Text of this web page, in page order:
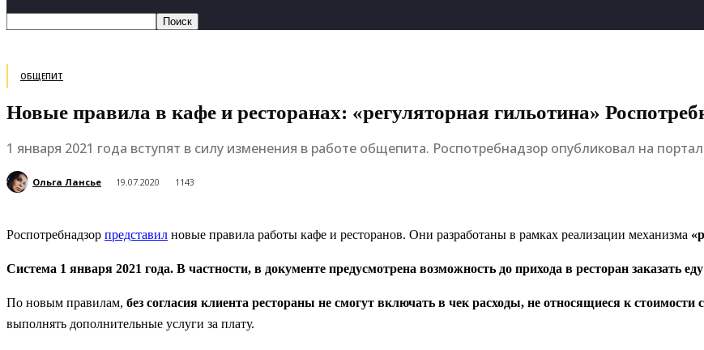
ОБЩЕПИТ
Новые правила в кафе и ресторанах: «регуляторная гильотина»
1 января 2021 года вступят в силу изменения в работе общепита. Роспотребнадзор опубликовал на
Ольга Лансье 19.07.2020 1143
Роспотребнадзор представил новые правила работы кафе и ресторанов. Они разработаны в рамках реализации механизма
Система 1 января 2021 года. В частности, в документе предусмотрена возможность до прихода в ресторан заказать
По новым правилам, без согласия клиента рестораны не смогут включать в чек расходы, не относящиеся к стоимости
выполнять дополнительные услуги за плату.